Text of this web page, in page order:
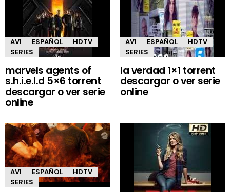
AVI ESPAÑOL
HDTV
SERIES
marvels agents of
s.h.i.e.l.d 5×6 torrent
descargar o ver serie
online
AVI ESPAÑOL
HDTV
SERIES
la verdad 1×1 torrent
descargar o ver serie
online
AVI ESPAÑOL
HDTV
SERIES